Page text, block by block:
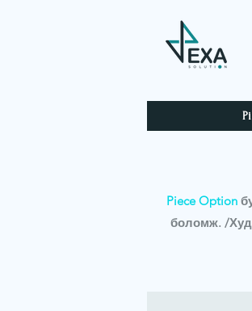
Piece Option
боломж. /